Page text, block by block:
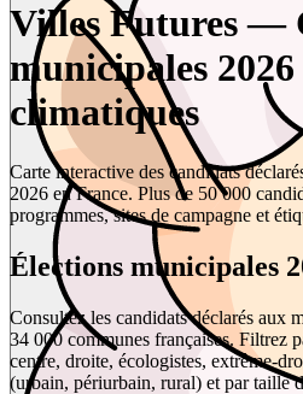
Villes Futures —
municipales
climatiques
Carte interactive des candidats
2026 en France. Plus de 50 000
programmes, sites de campagne et
Élections municipales
Consultez les candidats déclarés aux
34 000 communes françaises. Filtrez
centre, droite, écologistes, extrême-
(urbain, périurbain, rural) et par taille